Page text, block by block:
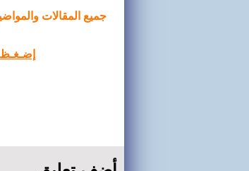
جميع المقالات
إضـغـظ